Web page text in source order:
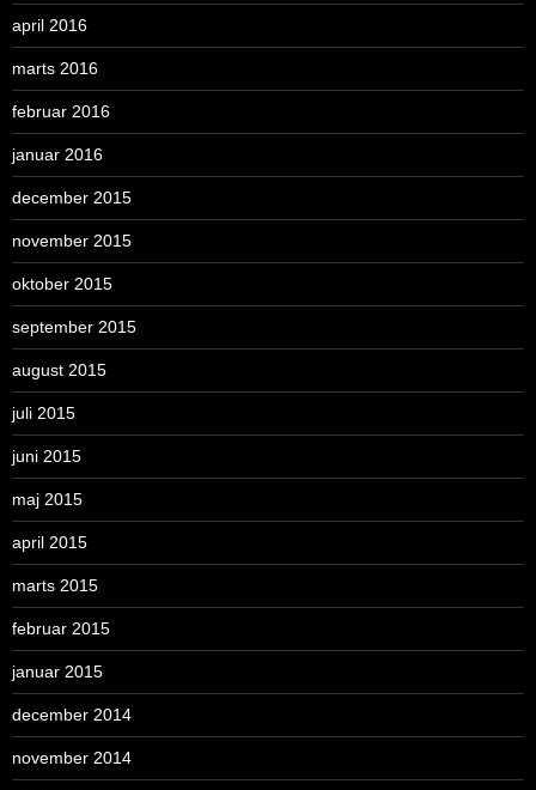
april 2016
marts 2016
februar 2016
januar 2016
december 2015
november 2015
oktober 2015
september 2015
august 2015
juli 2015
juni 2015
maj 2015
april 2015
marts 2015
februar 2015
januar 2015
december 2014
november 2014